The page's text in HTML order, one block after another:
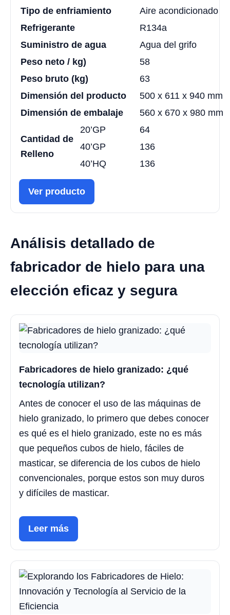
Tipo de enfriamiento
Aire acondicionado
Refrigerante
R134a
Suministro de agua
Agua del grifo
Peso neto / kg)
58
Peso bruto (kg)
63
Dimensión del producto
500 x 611 x 940 mm
Dimensión de embalaje
560 x 670 x 980 mm
Cantidad de
Relleno
20’GP
64
40’GP
136
40’HQ
136
Ver producto
Análisis detallado de
fabricador de hielo para una
elección eficaz y segura
Fabricadores de hielo granizado: ¿qué
tecnología utilizan?
Antes de conocer el uso de las máquinas de
hielo granizado, lo primero que debes conocer
es qué es el hielo granizado, este no es más
que pequeños cubos de hielo, fáciles de
masticar, se diferencia de los cubos de hielo
convencionales, porque estos son muy duros
y difíciles de masticar.
Leer más